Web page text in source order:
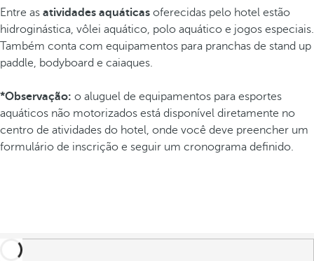
Entre as atividades aquáticas oferecidas pelo hotel estão
hidroginástica, vôlei aquático, polo aquático e jogos especiais.
Também conta com equipamentos para pranchas de stand up
paddle, bodyboard e caiaques.
*Observação: o aluguel de equipamentos para esportes
aquáticos não motorizados está disponível diretamente no
centro de atividades do hotel, onde você deve preencher um
formulário de inscrição e seguir um cronograma definido.